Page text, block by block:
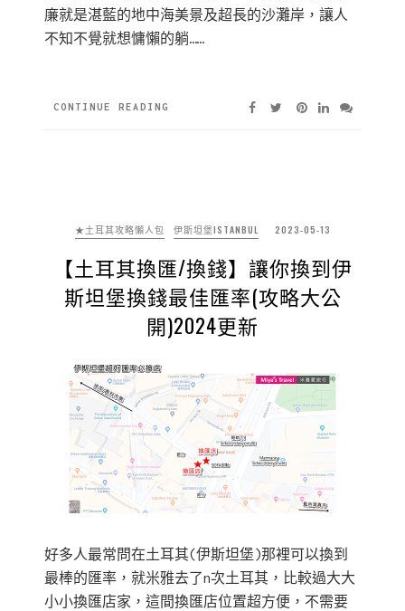
廉就是湛藍的地中海美景及超長的沙灘岸，讓人
不知不覺就想慵懶的躺……
CONTINUE READING
★土耳其攻略懶人包 伊斯坦堡ISTANBUL 2023-05-13
【土耳其換匯/換錢】讓你換到伊
斯坦堡換錢最佳匯率(攻略大公
開)2024更新
好多人最常問在土耳其(伊斯坦堡)那裡可以換到
最棒的匯率，就米雅去了n次土耳其，比較過大大
小小換匯店家，這間換匯店位置超方便，不需要